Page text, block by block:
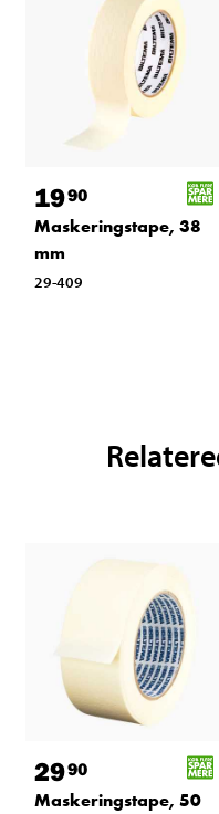
1990
Maskeringstape, 38
mm
29-409
2990
Maskeringstape, 50